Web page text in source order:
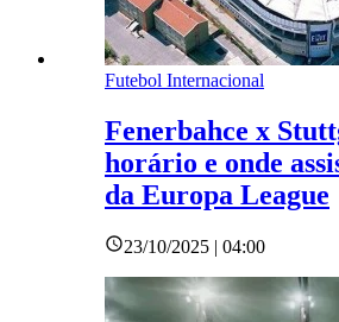
Futebol Internacional
Fenerbahce x
horário e onde
da Europa League
23/10/2025 | 04:00